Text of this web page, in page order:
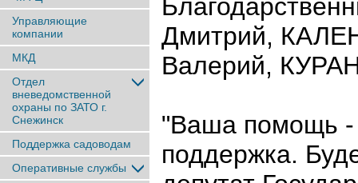
Управляющие
компании
МКД
Отдел
вневедомственной
охраны по ЗАТО г.
Снежинск
Поддержка садоводам
Оперативные службы
Дмитрий,
Валерий,
"Ваша помощь -
поддержка.